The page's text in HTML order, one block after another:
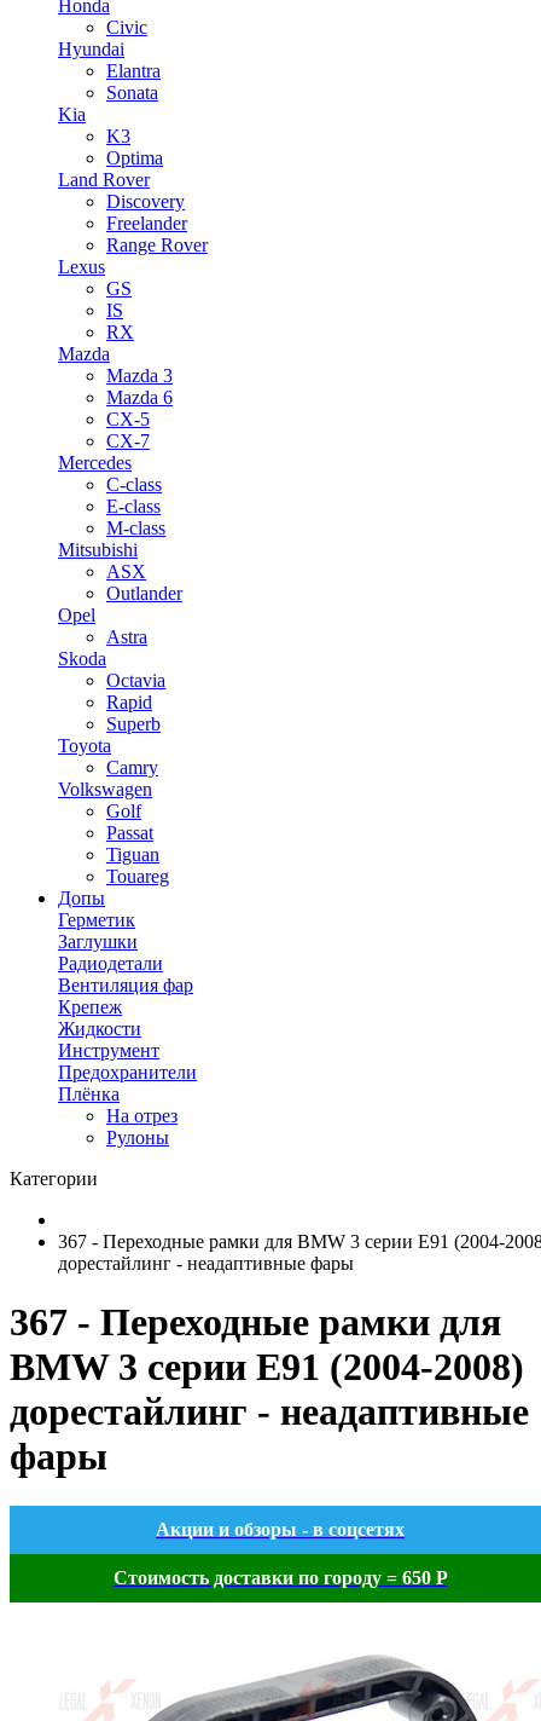
Honda
Civic
Hyundai
Elantra
Sonata
Kia
K3
Optima
Land Rover
Discovery
Freelander
Range Rover
Lexus
GS
IS
RX
Mazda
Mazda 3
Mazda 6
CX-5
CX-7
Mercedes
C-class
E-class
M-class
Mitsubishi
ASX
Outlander
Opel
Astra
Skoda
Octavia
Rapid
Superb
Toyota
Camry
Volkswagen
Golf
Passat
Tiguan
Touareg
Допы
Герметик
Заглушки
Радиодетали
Вентиляция фар
Крепеж
Жидкости
Инструмент
Предохранители
Плёнка
На отрез
Рулоны
Категории
367 - Переходные рамки для BMW 3 серии Е91 (2004-
дорестайлинг - неадаптивные фары
367 - Переходные рамки для
BMW 3 серии Е91 (2004-2008)
дорестайлинг - неадаптивные
фары
Акции и обзоры - в соцсетях
Стоимость доставки по городу = 650 Р